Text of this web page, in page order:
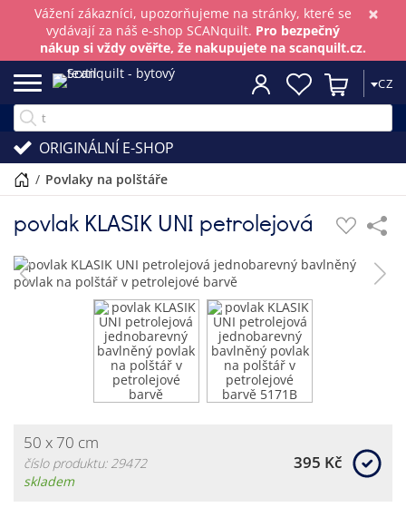
×
Vážení zákazníci, upozorňujeme na stránky, které se
vydávají za náš e-shop SCANquilt. Pro bezpečný
nákup si vždy ověřte, že nakupujete na scanquilt.cz.
CZ
ORIGINÁLNÍ E-SHOP
/ povlaky na polštáře
povlak KLASIK UNI petrolejová
50 x 70 cm
číslo produktu: 29472
skladem
395 Kč